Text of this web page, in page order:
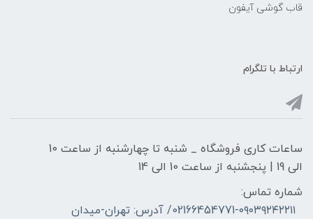
قاب گوشی آیفون
ارتباط با تلگرام
ساعات کاری فروشگاه _ شنبه تا چهارشنبه از ساعت 10
الی 19 | پنجشنبه از ساعت 10 الی 14
شماره تماس:
02166454771-۰۹۰۳۹۲۴۲۲۱۱/ آدرس: تهران-میدان